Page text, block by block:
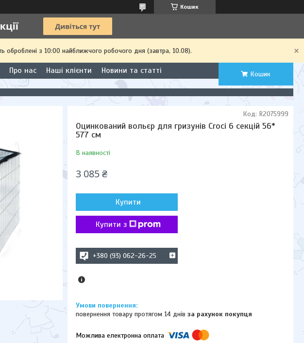
Кошик
оброблені з 10:00 найближчого робочого дня (завтра, 10.08).
Про нас Наші клієнти Новини та статті Кошик
Оцинкований вольєр для гризунів Croci 6 секцій 56*
577 см
В наявності
Код: R2075999
3 085 ₴
Купити
Купити з
+380 (93) 062-26-25
повернення товару протягом 14 днівза рахунок покупця